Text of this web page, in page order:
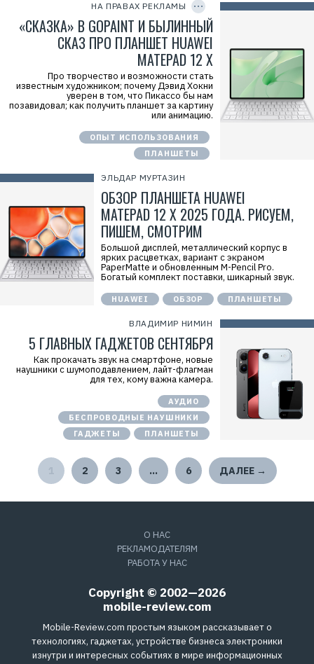
НА ПРАВАХ РЕКЛАМЫ
:
О
О
О
«
Т
х
к
о
м
п
а
н
и
я
в
э
й
Н
Н
:
7
1
4
8
8
4
Y
I
D
«СКАЗКА» В GOPAINT И БЫЛИННЫЙ
СКАЗ ПРО ПЛАНШЕТ HUAWEI
MATEPAD 12 X
Про творчество и возможности стать
известным художником; почему Дэвид Хокни
уверен в том, что Пикассо бы нам
позавидовал; как получить планшет за картину
или анимацию.
ОПЫТ ИСПОЛЬЗОВАНИЯ
ПЛАНШЕТЫ
ЭЛЬДАР МУРТАЗИН
ОБЗОР ПЛАНШЕТА HUAWEI
MATEPAD 12 X 2025 ГОДА. РИСУЕМ,
ПИШЕМ, СМОТРИМ
Большой дисплей, металлический корпус в
ярких расцветках, вариант с экраном
PaperMatte и обновленным M-Pencil Pro.
Богатый комплект поставки, шикарный звук.
HUAWEI ОБЗОР ПЛАНШЕТЫ
ВЛАДИМИР НИМИН
5 ГЛАВНЫХ ГАДЖЕТОВ СЕНТЯБРЯ
Как прокачать звук на смартфоне, новые
наушники с шумоподавлением, лайт-флагман
для тех, кому важна камера.
АУДИО
БЕСПРОВОДНЫЕ НАУШНИКИ
ГАДЖЕТЫ
ПЛАНШЕТЫ
2 3 … 6 ДАЛЕЕ →
О НАС
РЕКЛАМОДАТЕЛЯМ
РАБОТА У НАС
Copyright © 2002—2026
mobile-review.com
Mobile-Review.com простым языком рассказывает о
технологиях, гаджетах, устройстве бизнеса электроники
изнутри и интересных событиях в мире информационных